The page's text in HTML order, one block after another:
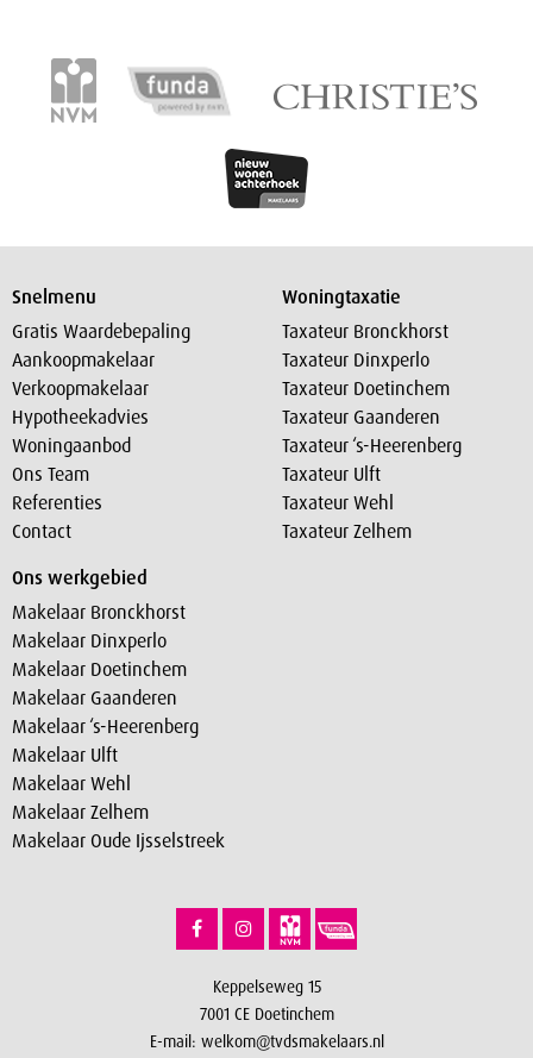
Snelmenu
Gratis Waardebepaling
Aankoopmakelaar
Verkoopmakelaar
Hypotheekadvies
Woningaanbod
Ons Team
Referenties
Contact
Woningtaxatie
Taxateur Bronckhorst
Taxateur Dinxperlo
Taxateur Doetinchem
Taxateur Gaanderen
Taxateur ‘s-Heerenberg
Taxateur Ulft
Taxateur Wehl
Taxateur Zelhem
Ons werkgebied
Makelaar Bronckhorst
Makelaar Dinxperlo
Makelaar Doetinchem
Makelaar Gaanderen
Makelaar ‘s-Heerenberg
Makelaar Ulft
Makelaar Wehl
Makelaar Zelhem
Makelaar Oude Ijsselstreek
Keppelseweg 15
7001 CE Doetinchem
E-mail: welkom@tvdsmakelaars.nl